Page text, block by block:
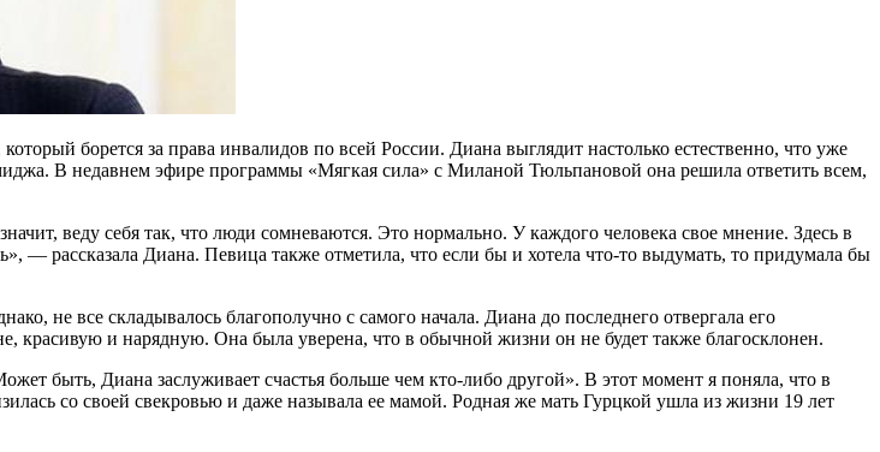
борется за права инвалидов по всей России. Диана выглядит настолько естественно, что уже
В недавнем эфире программы «Мягкая сила» с Миланой Тюльпановой она решила ответить всем,
веду себя так, что люди сомневаются. Это нормально. У каждого человека свое мнение. Здесь в
— рассказала Диана. Певица также отметила, что если бы и хотела что-то выдумать, то придумала бы
не все складывалось благополучно с самого начала. Диана до последнего отвергала его
красивую и нарядную. Она была уверена, что в обычной жизни он не будет также благосклонен.
быть, Диана заслуживает счастья больше чем кто-либо другой». В этот момент я поняла, что в
со своей свекровью и даже называла ее мамой. Родная же мать Гурцкой ушла из жизни 19 лет